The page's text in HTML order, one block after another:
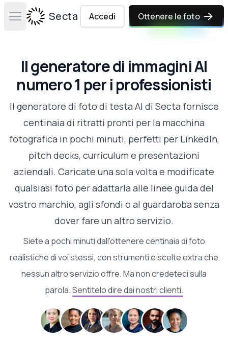
Open main menuSecta Labs
Accedi Ottenere le foto
Il generatore di immagini AI
numero 1 per i professionisti
Il generatore di foto di testa AI di Secta fornisce
centinaia di ritratti pronti per la macchina
fotografica in pochi minuti, perfetti per LinkedIn,
pitch decks, curriculum e presentazioni
aziendali. Caricate una sola volta e modificate
qualsiasi foto per adattarla alle linee guida del
vostro marchio, agli sfondi o al guardaroba senza
dover fare un altro servizio.
Siete a pochi minuti dall'ottenere centinaia di foto
realistiche di voi stessi, con strumenti e scelte extra che
nessun altro servizio offre. Ma non credeteci sulla
parola.Sentitelo dire dai nostri clienti.